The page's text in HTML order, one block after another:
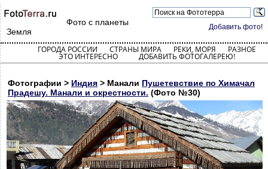
Добавить фото!
Фото с планеты
Земля
ГОРОДА РОССИИ СТРАНЫ МИРА РЕКИ, МОРЯ РАЗНОЕ
ЭТО ИНТЕРЕСНО ДОБАВИТЬ ФОТОГАЛЕРЕЮ!
Фотографии > Индия > Манали Пушетевствие по Химачал
Прадешу. Манали и окрестности. (Фото №30)